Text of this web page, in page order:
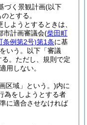
づく景観計画(以下
とする。
ようとするときは、
市計画審議会(柴田町
条例第2号)第1条に基
いう。以下「審議
。 ただし、規則で定
用しない。
区域」という。)内に
為をしようとする者
に適合させなければ